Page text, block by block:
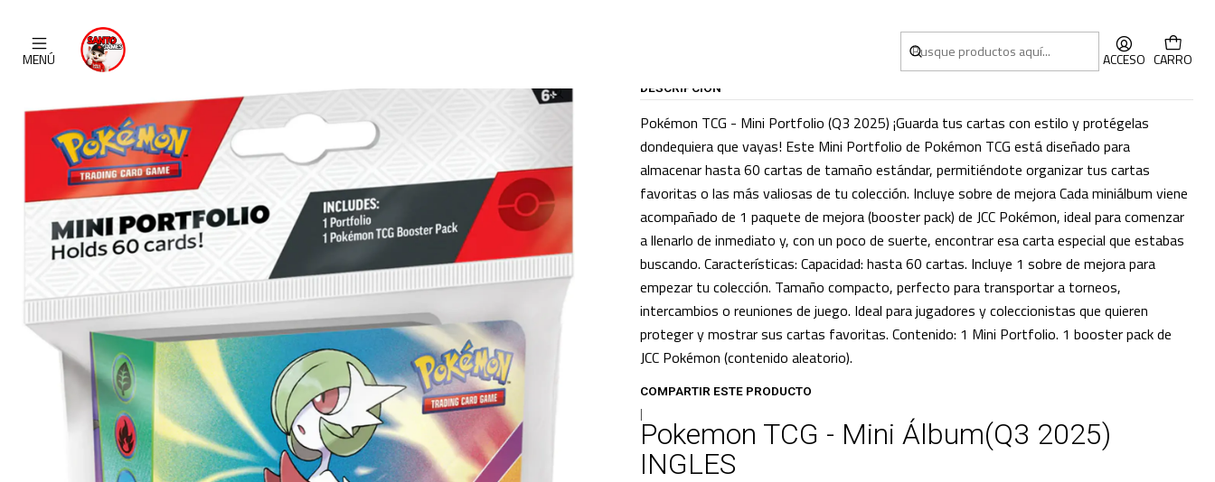
MENÚ ACCESO CARRO
DESCRIPCIÓN
Pokémon TCG - Mini Portfolio (Q3 2025) ¡Guarda tus cartas con estilo y protégelas
dondequiera que vayas! Este Mini Portfolio de Pokémon TCG está diseñado para
almacenar hasta 60 cartas de tamaño estándar, permitiéndote organizar tus cartas
favoritas o las más valiosas de tu colección. Incluye sobre de mejora Cada miniálbum viene
acompañado de 1 paquete de mejora (booster pack) de JCC Pokémon, ideal para comenzar
a llenarlo de inmediato y, con un poco de suerte, encontrar esa carta especial que estabas
buscando. Características: Capacidad: hasta 60 cartas. Incluye 1 sobre de mejora para
empezar tu colección. Tamaño compacto, perfecto para transportar a torneos,
intercambios o reuniones de juego. Ideal para jugadores y coleccionistas que quieren
proteger y mostrar sus cartas favoritas. Contenido: 1 Mini Portfolio. 1 booster pack de
JCC Pokémon (contenido aleatorio).
COMPARTIR ESTE PRODUCTO
|
Pokemon TCG - Mini Álbum(Q3 2025)
INGLES